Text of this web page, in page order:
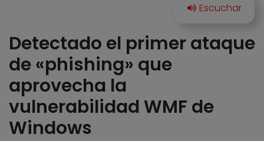
Detectado el primer ataque
de «phishing» que
aprovecha la
vulnerabilidad WMF de
Windows